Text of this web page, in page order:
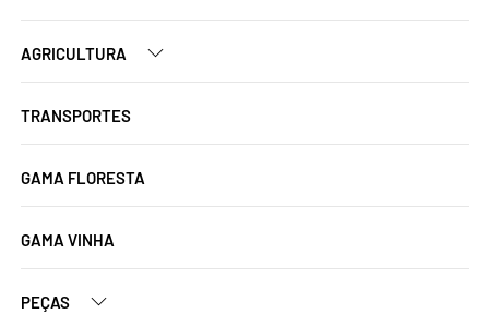
AGRICULTURA
TRANSPORTES
GAMA FLORESTA
GAMA VINHA
PEÇAS